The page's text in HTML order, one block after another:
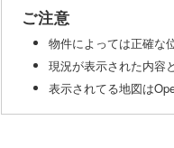
ご注意
物件によっては正確な
現況が表示された内容
表示されてる地図は